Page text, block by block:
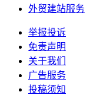
外贸建站服务
举报投诉
免责声明
关于我们
广告服务
投稿须知